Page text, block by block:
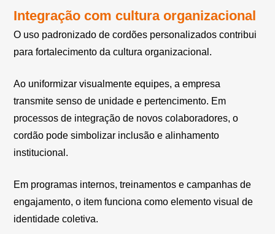
Integração com cultura organizacional
O uso padronizado de cordões personalizados contribui
para fortalecimento da cultura organizacional.
Ao uniformizar visualmente equipes, a empresa
transmite senso de unidade e pertencimento. Em
processos de integração de novos colaboradores, o
cordão pode simbolizar inclusão e alinhamento
institucional.
Em programas internos, treinamentos e campanhas de
engajamento, o item funciona como elemento visual de
identidade coletiva.